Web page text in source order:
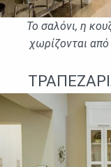
Το σαλόνι, η
χωρίζονται